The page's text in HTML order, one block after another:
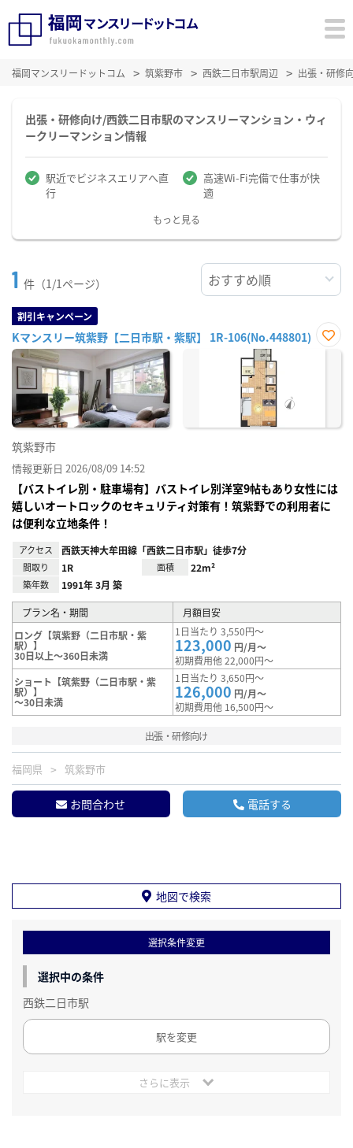
福岡マンスリードットコム 筑紫野市 西鉄二日市駅周辺 出張・研修
出張・研修向け/西鉄二日市駅のマンスリーマンション・ウィ
ークリーマンション情報
駅近でビジネスエリアへ直
行
高速Wi-Fi完備で仕事が快
適
もっと見る
1 件（1/1ページ）
割引キャンペーン
Kマンスリー筑紫野【二日市駅・紫駅】 1R-106(No.448801)
お気
筑紫野市
情報更新日 2026/08/09 14:52
【バストイレ別・駐車場有】バストイレ別洋室9帖もあり女性には
嬉しいオートロックのセキュリティ対策有！筑紫野での利用者に
は便利な立地条件！
アクセス 西鉄天神大牟田線「西鉄二日市駅」徒歩7分
間取り 1R 面積 22m²
築年数 1991年 3月 築
プラン名・期間
月額目安
ロング【筑紫野（二日市駅・紫
駅）】
30日以上～360日未満
1日当たり 3,550円～
123,000 円/月～
初期費用他 22,000円～
ショート【筑紫野（二日市駅・紫
駅）】
～30日未満
1日当たり 3,650円～
126,000 円/月～
初期費用他 16,500円～
出張・研修向け
福岡県 筑紫野市
お問合わせ 電話する
地図で検索
選択条件変更
選択中の条件
西鉄二日市駅
駅を変更
さらに表示